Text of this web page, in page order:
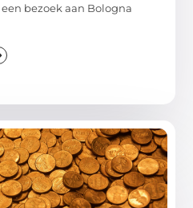
bezoek aan Bologna